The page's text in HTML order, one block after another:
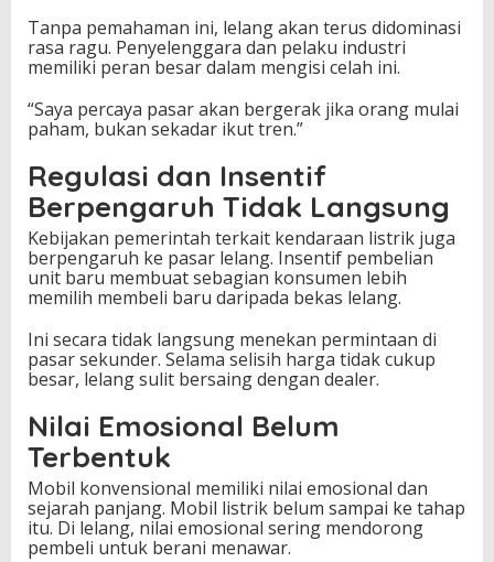
Tanpa pemahaman ini, lelang akan terus didominasi
rasa ragu. Penyelenggara dan pelaku industri
memiliki peran besar dalam mengisi celah ini.
“Saya percaya pasar akan bergerak jika orang mulai
paham, bukan sekadar ikut tren.”
Regulasi dan Insentif
Berpengaruh Tidak Langsung
Kebijakan pemerintah terkait kendaraan listrik juga
berpengaruh ke pasar lelang. Insentif pembelian
unit baru membuat sebagian konsumen lebih
memilih membeli baru daripada bekas lelang.
Ini secara tidak langsung menekan permintaan di
pasar sekunder. Selama selisih harga tidak cukup
besar, lelang sulit bersaing dengan dealer.
Nilai Emosional Belum
Terbentuk
Mobil konvensional memiliki nilai emosional dan
sejarah panjang. Mobil listrik belum sampai ke tahap
itu. Di lelang, nilai emosional sering mendorong
pembeli untuk berani menawar.